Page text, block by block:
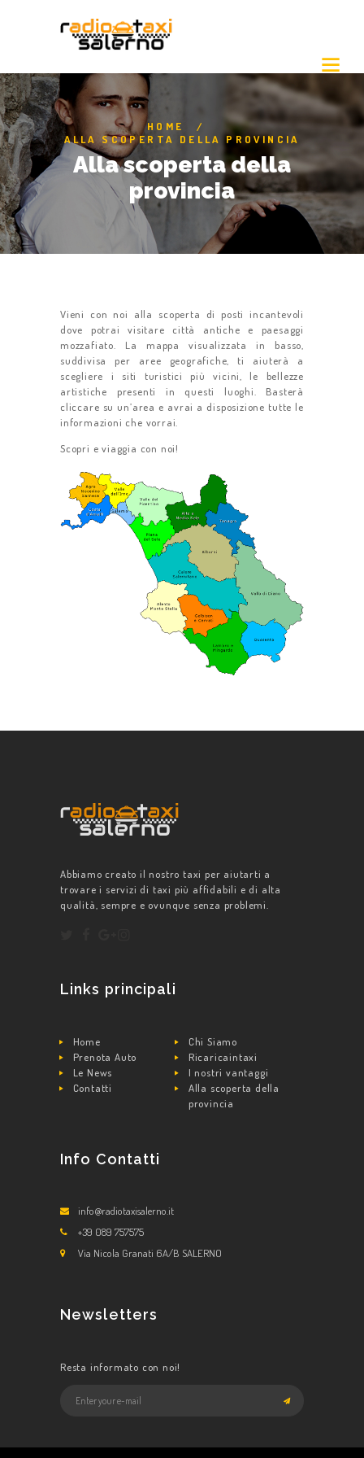
HOME
ALLA SCOPERTA DELLA PROVINCIA
Alla scoperta della
provincia
PRENOTA IL
TUO TAXI
Vieni con noi alla scoperta di posti incantevoli
dove potrai visitare città antiche e paesaggi
mozzafiato. La mappa visualizzata in basso,
suddivisa per aree geografiche, ti aiuterà a
scegliere i siti turistici più vicini, le bellezze
artistiche presenti in questi luoghi. Basterà
cliccare su un’area e avrai a disposizione tutte le
informazioni che vorrai.
Scopri e viaggia con noi!
Abbiamo creato il nostro taxi per aiutarti a
trovare i servizi di taxi più affidabili e di alta
qualità, sempre e ovunque senza problemi.
Links principali
Home
Chi Siamo
Prenota Auto
Ricaricaintaxi
Le News
I nostri vantaggi
Contatti
Alla scoperta della
provincia
Info Contatti
info@radiotaxisalerno.it
+39 089 757575
Via Nicola Granati 6A/B SALERNO
Newsletters
Resta informato con noi!